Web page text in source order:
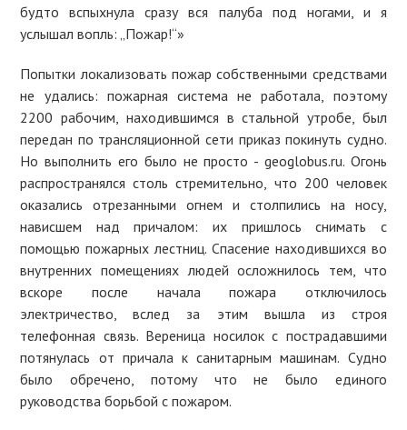
будто вспыхнула сразу вся палуба под ногами, и я
услышал вопль: „Пожар!“»
Попытки локализовать пожар собственными средствами
не удались: пожарная система не работала, поэтому
2200 рабочим, находившимся в стальной утробе, был
передан по трансляционной сети приказ покинуть судно.
Но выполнить его было не просто - geoglobus.ru. Огонь
распространялся столь стремительно, что 200 человек
оказались отрезанными огнем и столпились на носу,
нависшем над причалом: их пришлось снимать с
помощью пожарных лестниц. Спасение находившихся во
внутренних помещениях людей осложнилось тем, что
вскоре после начала пожара отключилось
электричество, вслед за этим вышла из строя
телефонная связь. Вереница носилок с пострадавшими
потянулась от причала к санитарным машинам. Судно
было обречено, потому что не было единого
руководства борьбой с пожаром.